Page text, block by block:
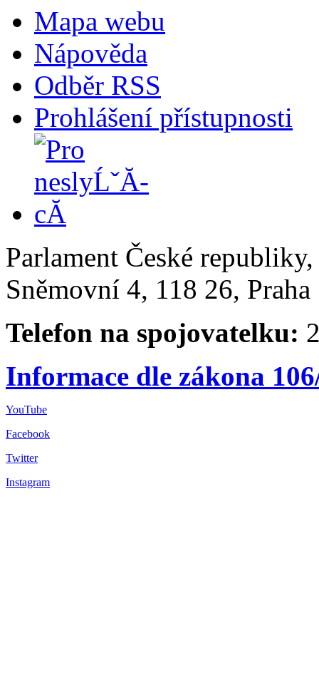
Mapa webu
Nápověda
Odběr RSS
Prohlášení přístupnosti
Parlament České
Sněmovní 4, 118 26,
Telefon na spojovatelku:
Informace dle zákona
YouTube
Facebook
Twitter
Instagram